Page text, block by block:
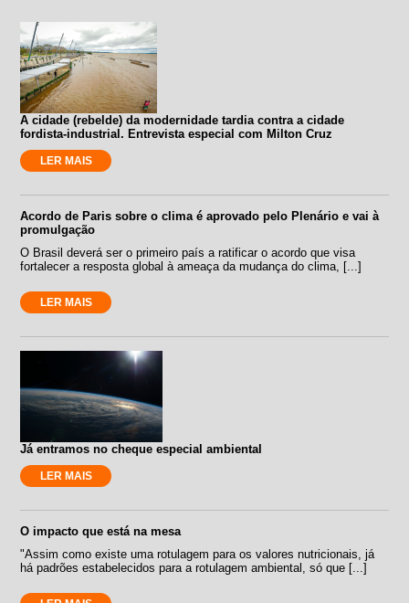
A cidade (rebelde) da modernidade tardia contra a cidade
fordista-industrial. Entrevista especial com Milton Cruz
LER MAIS
Acordo de Paris sobre o clima é aprovado pelo Plenário e vai à
promulgação
O Brasil deverá ser o primeiro país a ratificar o acordo que visa
fortalecer a resposta global à ameaça da mudança do clima, [...]
LER MAIS
Já entramos no cheque especial ambiental
LER MAIS
O impacto que está na mesa
"Assim como existe uma rotulagem para os valores nutricionais, já
há padrões estabelecidos para a rotulagem ambiental, só que [...]